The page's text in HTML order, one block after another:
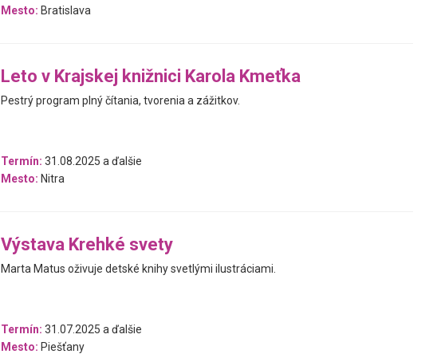
Mesto: Bratislava
Leto v Krajskej knižnici Karola Kmeťka
Pestrý program plný čítania, tvorenia a zážitkov.
Termín: 31.08.2025 a ďalšie
Mesto: Nitra
Výstava Krehké svety
Marta Matus oživuje detské knihy svetlými ilustráciami.
Termín: 31.07.2025 a ďalšie
Mesto: Piešťany